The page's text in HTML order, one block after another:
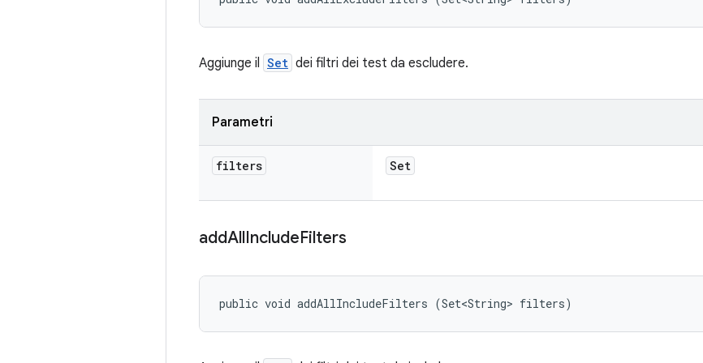
Aggiunge il Set dei filtri dei test da escludere.
Parametri
filters Set
addAllIncludeFilters
public void addAllIncludeFilters (Set<String> filters)